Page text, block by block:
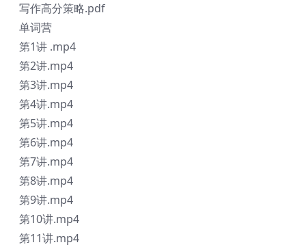
写作高分策略.pdf
单词营
第1讲 .mp4
第2讲.mp4
第3讲.mp4
第4讲.mp4
第5讲.mp4
第6讲.mp4
第7讲.mp4
第8讲.mp4
第9讲.mp4
第10讲.mp4
第11讲.mp4